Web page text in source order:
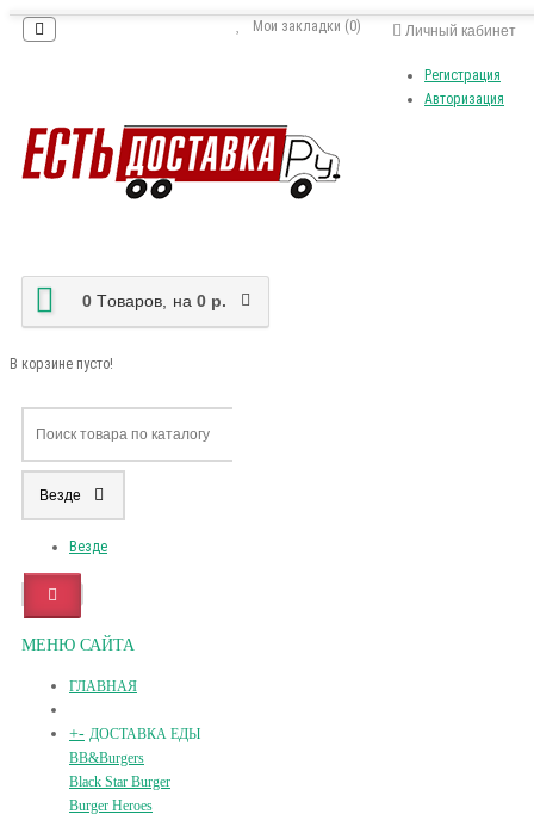
Личный кабинет
Регистрация
Авторизация
Мои закладки (0)
0 Tоваров, на 0 р.
В корзине пусто!
Везде
Везде
МЕНЮ САЙТА
ГЛАВНАЯ
+- ДОСТАВКА ЕДЫ
BB&Burgers
Black Star Burger
Burger Heroes